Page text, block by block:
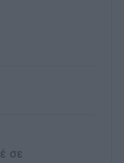
σε